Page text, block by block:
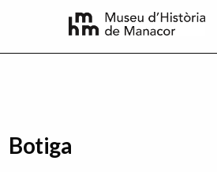
Botiga